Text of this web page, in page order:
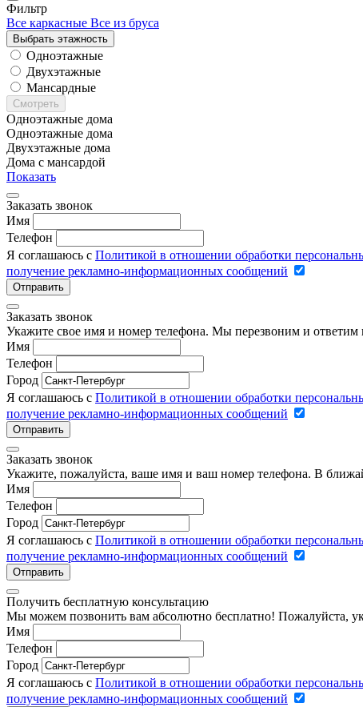
Фильтр
Все каркасные Все из бруса
Выбрать этажность
Одноэтажные
Двухэтажные
Мансардные
Смотреть
Одноэтажные дома
Одноэтажные дома
Двухэтажные дома
Дома с мансардой
Показать
Заказать звонок
Имя
Телефон
Я соглашаюсь с Политикой в отношении обработки
получение рекламно-информационных сообщений
Отправить
Заказать звонок
Укажите свое имя и номер телефона. Мы перезвоним и ответим
Имя
Телефон
Город
Я соглашаюсь с Политикой в отношении обработки
получение рекламно-информационных сообщений
Отправить
Заказать звонок
Укажите, пожалуйста, ваше имя и ваш номер телефона. В
Имя
Телефон
Город
Я соглашаюсь с Политикой в отношении обработки
получение рекламно-информационных сообщений
Отправить
Получить бесплатную консультацию
Мы можем позвонить вам абсолютно бесплатно! Пожалуйста,
Имя
Телефон
Город
Я соглашаюсь с Политикой в отношении обработки
получение рекламно-информационных сообщений